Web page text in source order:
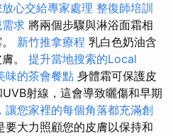
心交給專家處理 整復師培訓
求 將兩個步驟與淋浴面霜相
新竹推拿療程 乳白色奶油含
。 提升當地搜索的Local
味的茶會餐點 身體霜可保護皮
射線，這會導致曬傷和早期
讓您家裡的每個角落都充滿創
要大力照顧您的皮膚以保持和